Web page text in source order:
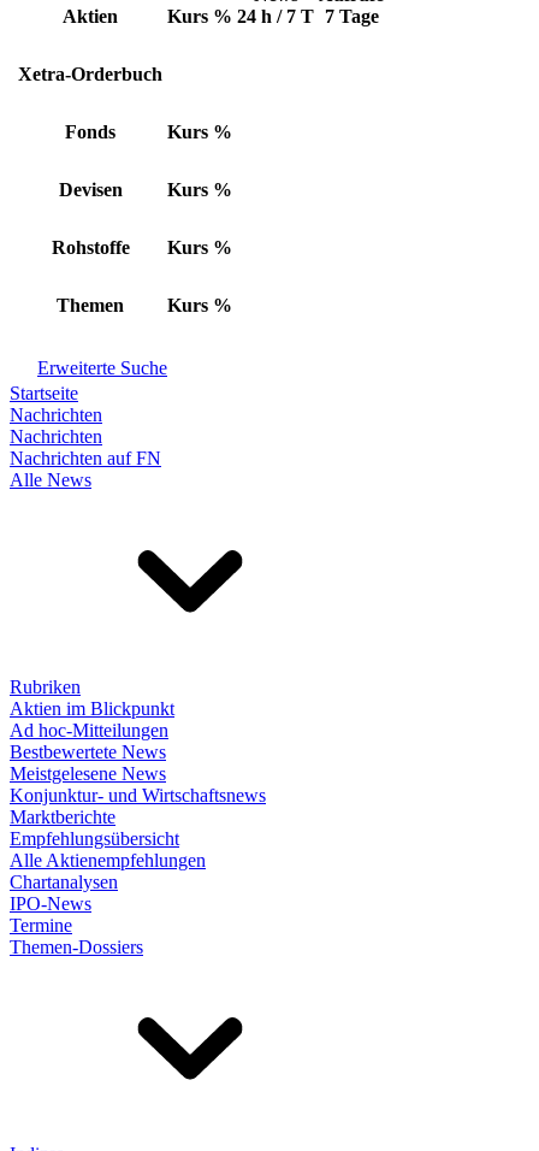
Aktien Kurs % 24 h / 7 T 7 Tage
Xetra-Orderbuch
Fonds Kurs %
Devisen Kurs %
Rohstoffe Kurs %
Themen Kurs %
Erweiterte Suche
Startseite
Nachrichten
Nachrichten
Nachrichten auf FN
Alle News
Rubriken
Aktien im Blickpunkt
Ad hoc-Mitteilungen
Bestbewertete News
Meistgelesene News
Konjunktur- und Wirtschaftsnews
Marktberichte
Empfehlungsübersicht
Alle Aktienempfehlungen
Chartanalysen
IPO-News
Termine
Themen-Dossiers